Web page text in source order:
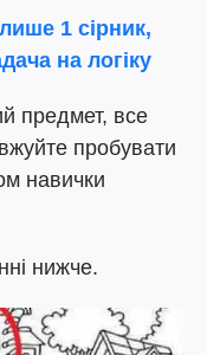
1 сірник,
на логіку
предмет, все
пробувати
навички
нижче.